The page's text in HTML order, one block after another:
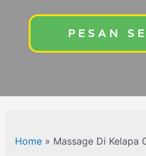
PESAN
Home» Massage Di Kelapa